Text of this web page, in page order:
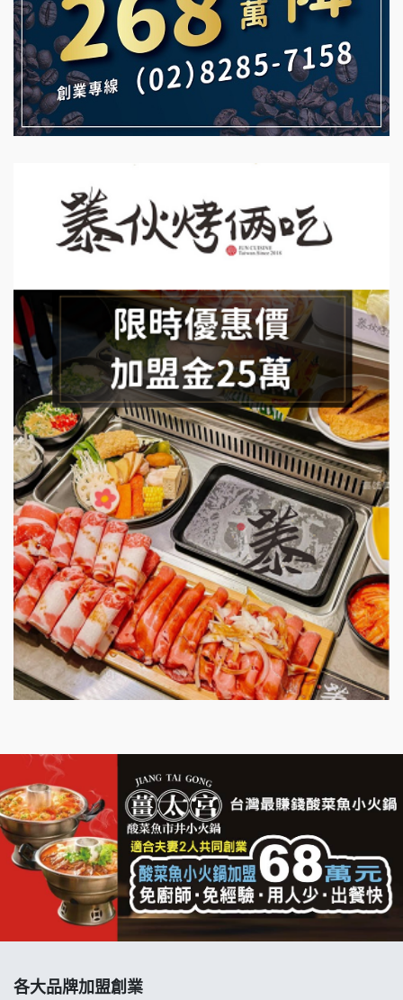
MUSHEN徵SPA美容芳療師
日十。早午食加盟說明會
拾鑶火鍋加盟說明會
TEA TOP加盟說明會
珍好味臭臭鍋加盟說明會
藍象廷泰式火鍋加盟說明會
上宇林加盟說明會
莫尼早餐Morni加盟說明會
手作功夫茶加盟說明會
SHARE TEA歇腳亭加盟說明會
潮味決-湯滷專門店加盟說明會
鬍子茶加盟說明會
鮮茶道加盟說明會
微風亭鐵板燒加盟說明會
漫步藍咖啡加盟說明會
明石章魚燒加盟說明會
出櫃加盟說明會
千香漢堡加盟說明會
拉亞漢堡加盟說明會
杜芳子古味茶鋪加盟說明會
優握握×酸奶大獅加盟說明會
冬城門加盟說明會
各大品牌加盟創業